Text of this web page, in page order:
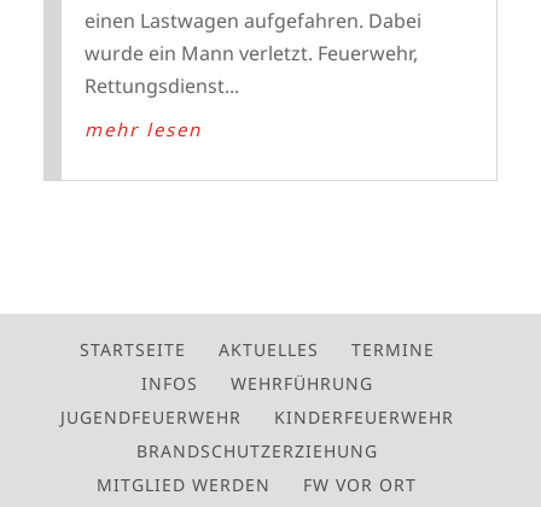
einen Lastwagen aufgefahren. Dabei
wurde ein Mann verletzt. Feuerwehr,
Rettungsdienst...
mehr lesen
STARTSEITE AKTUELLES
TERMINE
INFOS
WEHRFÜHRUNG
JUGENDFEUERWEHR
KINDERFEUERWEHR
BRANDSCHUTZERZIEHUNG
MITGLIED WERDEN
FW VOR ORT